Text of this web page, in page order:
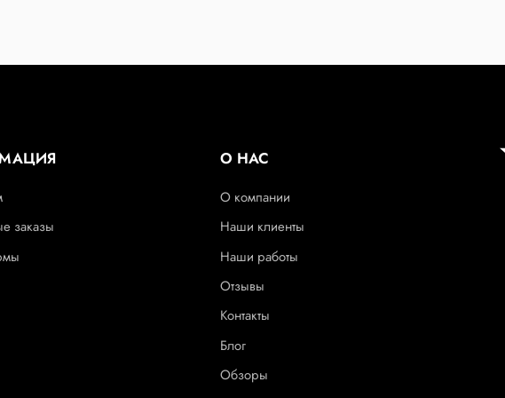
заказы
О НАС
О компании
Наши клиенты
Наши работы
Отзывы
Контакты
Блог
Обзоры